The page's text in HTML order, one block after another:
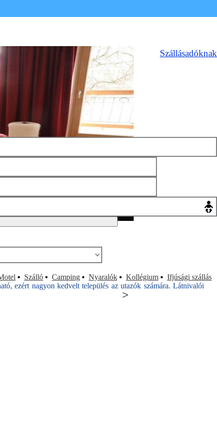
Szállásadóknak
>
▪ Szálló ▪ Camping ▪ Nyaralók ▪ Kollégium ▪ Ifjúsági szállás
ezért nagyon kedvelt település az utazók számára. Látnivalói